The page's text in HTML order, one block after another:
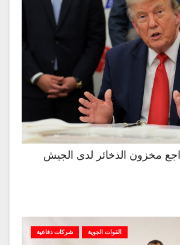
مخزون الذخائر لدى الجيش
القوات الجوية شركات دفاعية